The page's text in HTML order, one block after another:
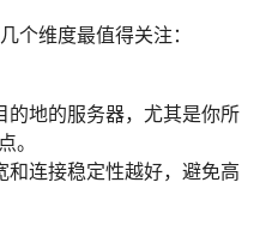
个维度最值得关注：
的地的服务器，尤其是你所
。
和连接稳定性越好，避免高